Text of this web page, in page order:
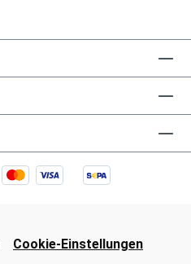
Cookie-Einstellungen